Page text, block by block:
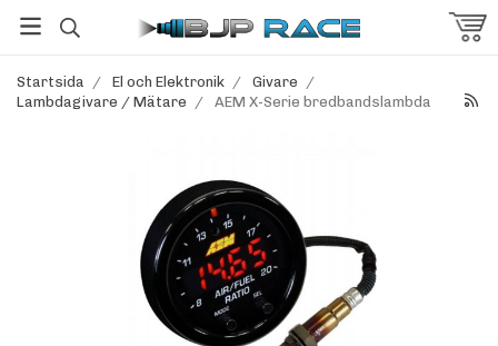
Startsida / El och Elektronik / Givare /
Lambdagivare / Mätare / AEM X-Serie bredbandslambda